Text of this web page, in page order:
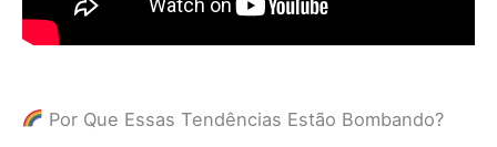
Por Que Essas Tendências Estão Bombando?